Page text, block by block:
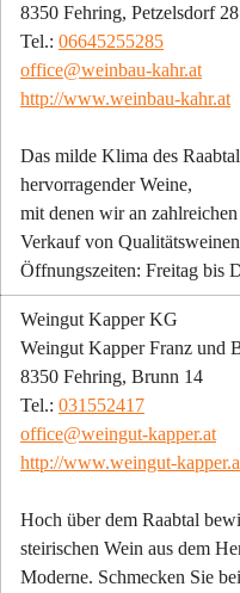
8350 Fehring, Petzelsdorf 28
Tel.: 06645255285
office@weinbau-kahr.at
http://www.weinbau-kahr.at
Das milde Klima des
hervorragender Weine,
mit denen wir an
Verkauf von
Öffnungszeiten: Freitag bis
Weingut Kapper KG
Weingut Kapper Franz und
8350 Fehring, Brunn 14
Tel.: 031552417
office@weingut-kapper.at
http://www.weingut-
Hoch über dem Raabtal
steirischen Wein aus dem
Moderne. Schmecken Sie